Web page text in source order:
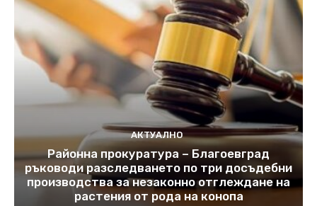
АКТУАЛНО
Районна прокуратура – Благоевград
ръководи разследването по три досъдебни
производства за незаконно отглеждане на
растения от рода на конопа